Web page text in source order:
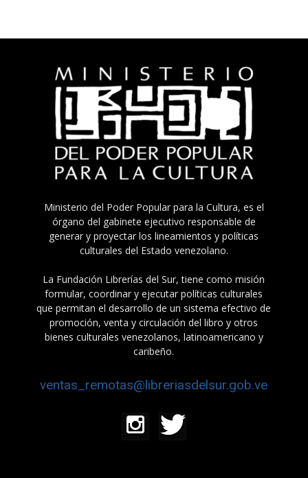
Ministerio del Poder Popular para la Cultura, es el
órgano del gabinete ejecutivo responsable de
generar y proyectar los lineamientos y políticas
culturales del Estado venezolano.
La Fundación Librerías del Sur, tiene como misión
formular, coordinar y ejecutar políticas culturales
que permitan el desarrollo de un sistema efectivo de
promoción, venta y circulación del libro y otros
bienes culturales venezolanos, latinoamericano y
caribeño.
ventas_remotas@libreriasdelsur.gob.ve